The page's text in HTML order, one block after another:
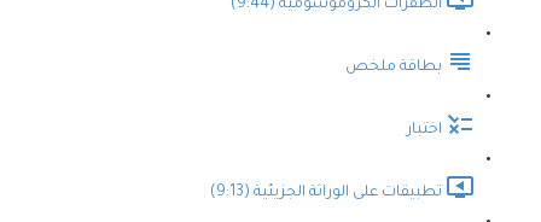
الطفرات الكروموسومية (9:44)
بطاقة ملخص
اختبار
تطبيقات على الوراثة الجزيئية (9:13)